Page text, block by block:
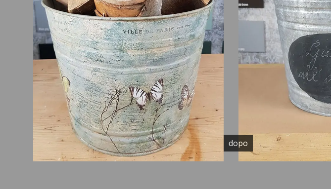
dopo